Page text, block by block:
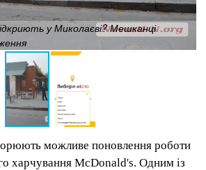
у Миколаєві? Мешканці
можливе поновлення роботи
харчування McDonald's. Одним із